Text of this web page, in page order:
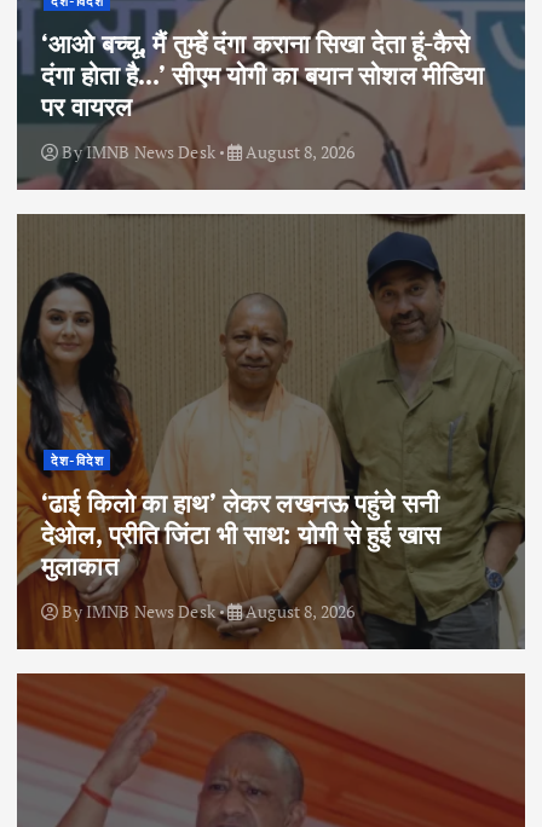
‘आओ बच्चू, मैं तुम्हें दंगा कराना सिखा देता हूं-कैसे
दंगा होता है…’ सीएम योगी का बयान सोशल मीडिया
पर वायरल
ByIMNB News Desk August 8, 2026
देश-विदेश
‘ढाई किलो का हाथ’ लेकर लखनऊ पहुंचे सनी
देओल, प्रीति जिंटा भी साथ: योगी से हुई खास
मुलाकात
ByIMNB News Desk August 8, 2026